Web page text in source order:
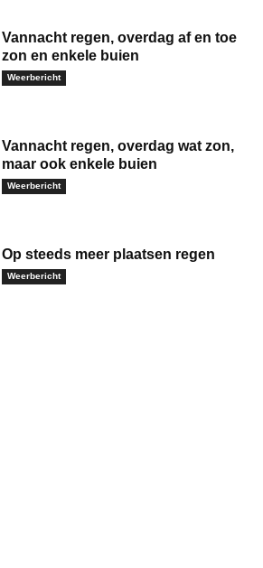
Vannacht regen, overdag af en toe
zon en enkele buien
Weerbericht
Vannacht regen, overdag wat zon,
maar ook enkele buien
Weerbericht
Op steeds meer plaatsen regen
Weerbericht